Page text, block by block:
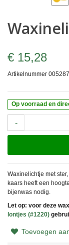
€ 15,28
Artikelnummer 005287
Op voorraad en
-
Waxinelichtje met
kaars heeft een
bijenwas nodig.
Let op: voor deze
lontjes (#1220)
Toevoegen